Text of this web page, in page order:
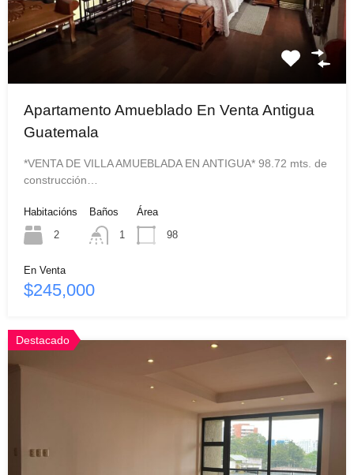
Apartamento Amueblado En Venta Antigua
Guatemala
*VENTA DE VILLA AMUEBLADA EN ANTIGUA* 98.72 mts. de
construcción…
Habitacións
2
Baños
1
Área
98
En Venta
$245,000
Destacado